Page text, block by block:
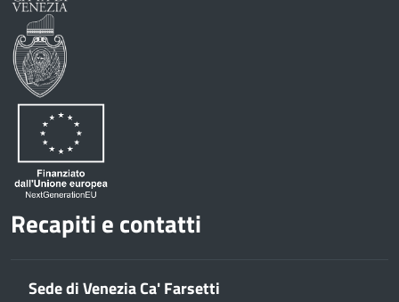
Recapiti e contatti
Sede di Venezia Ca' Farsetti